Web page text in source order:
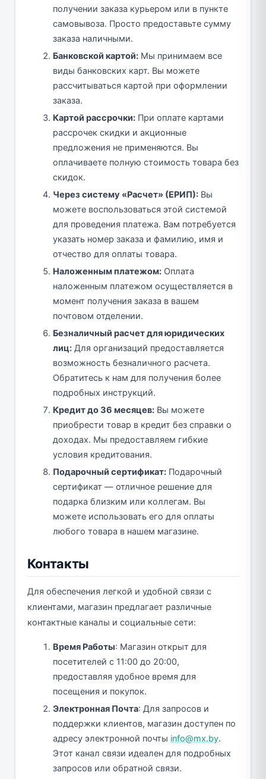
получении заказа курьером или в пункте
самовывоза. Просто предоставьте сумму
заказа наличными.
Банковской картой: Мы принимаем все
виды банковских карт. Вы можете
рассчитываться картой при оформлении
заказа.
Картой рассрочки: При оплате картами
рассрочек скидки и акционные
предложения не применяются. Вы
оплачиваете полную стоимость товара без
скидок.
Через систему «Расчет» (ЕРИП): Вы
можете воспользоваться этой системой
для проведения платежа. Вам потребуется
указать номер заказа и фамилию, имя и
отчество для оплаты товара.
Наложенным платежом: Оплата
наложенным платежом осуществляется в
момент получения заказа в вашем
почтовом отделении.
Безналичный расчет для юридических
лиц: Для организаций предоставляется
возможность безналичного расчета.
Обратитесь к нам для получения более
подробных инструкций.
Кредит до 36 месяцев: Вы можете
приобрести товар в кредит без справки о
доходах. Мы предоставляем гибкие
условия кредитования.
Подарочный сертификат: Подарочный
сертификат — отличное решение для
подарка близким или коллегам. Вы
можете использовать его для оплаты
любого товара в нашем магазине.
Контакты
Для обеспечения легкой и удобной связи с
клиентами, магазин предлагает различные
контактные каналы и социальные сети:
Время Работы: Магазин открыт для
посетителей с 11:00 до 20:00,
предоставляя удобное время для
посещения и покупок.
Электронная Почта: Для запросов и
поддержки клиентов, магазин доступен по
адресу электронной почты info@mx.by.
Этот канал связи идеален для подробных
запросов или обратной связи.